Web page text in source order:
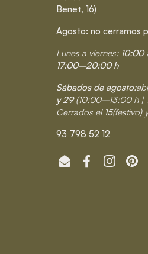
Benet, 16)
Agosto: no cerramos
Lunes a viernes: 10:00
17:00–20:00 h
Sábados de agosto:
y 29(10:00–13:00 h |
Cerrados el 15(festivo)
93 798 52 12
EmailFacebook